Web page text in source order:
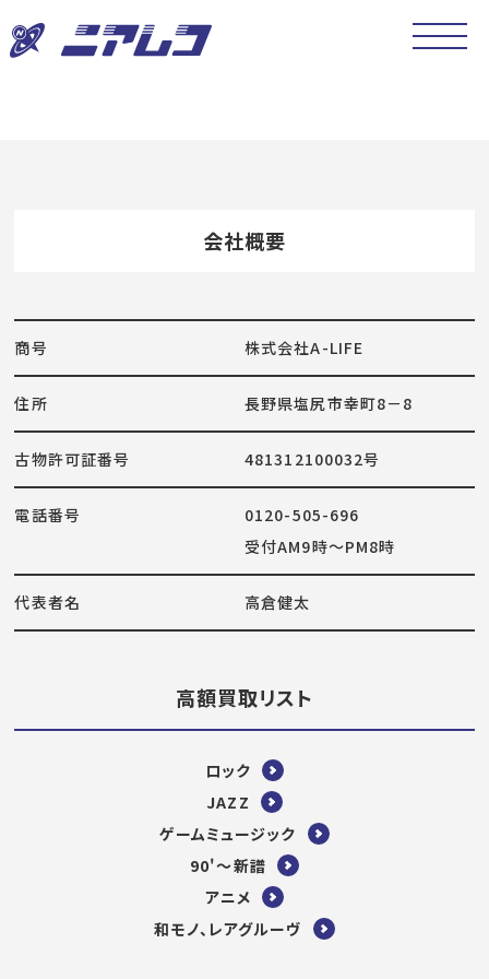
会社概要
商号 株式会社A-LIFE
住所 長野県塩尻市幸町8－8
古物許可証番号 481312100032号
電話番号
0120-505-696
受付AM9時～PM8時
代表者名 高倉健太
高額買取リスト
ロック
JAZZ
ゲームミュージック
90'～新譜
アニメ
和モノ、レアグルーヴ